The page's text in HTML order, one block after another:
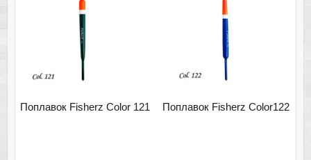
Поплавок Fisherz Color 121 Поплавок Fisherz Color122